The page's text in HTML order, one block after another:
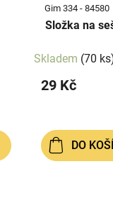
Gim 334 - 84580
Složka
Skladem (70
29 Kč
DO